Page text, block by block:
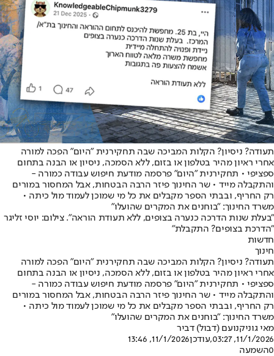
תעודה? ניסיון? הקלות המביכה שבה תחקירנית "היום" הפכה למורה
אחרי ראיון מהיר בטלפון או בזום, ללא הסמכה, ניסיון או הבנה בתחום
ספציפי • תחקירנית "היום" פרסמה מודעת חיפוש עבודה כמורה -
והתקבלה מייד • שר החינוך פיזר הרבה הבטחות, אבל המחסור במורים
רק החריף, ובבתי הספר מקבלים את כל מי שמוכן לעמוד מול כיתה •
משרד החינוך: "בוחנים את המקרים שהועלו"
"בעלת שנות הדרכה כנערה בצופים, ללא תעודת הוראה". צילום: יוסי זליגר
"הדרכת בצופים? התקבלת"
חדשות
חינוך
תעודה? ניסיון? הקלות המביכה שבה תחקירנית "היום" הפכה למורה
אחרי ראיון מהיר בטלפון או בזום, ללא הסמכה, ניסיון או הבנה בתחום
ספציפי • תחקירנית "היום" פרסמה מודעת חיפוש עבודה כמורה -
והתקבלה מייד • שר החינוך פיזר הרבה הבטחות, אבל המחסור במורים
רק החריף, ובבתי הספר מקבלים את כל מי שמוכן לעמוד מול כיתה •
משרד החינוך: "בוחנים את המקרים שהועלו"
מאי גוניקנועם (דבול) דביר
11/1/2026, 03:27
,עודכן11/1/2026, 13:46
0השמעה